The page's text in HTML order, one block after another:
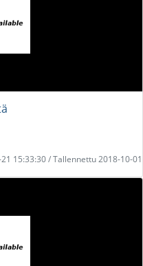
15:33:30 / Tallennettu 2018-10-01